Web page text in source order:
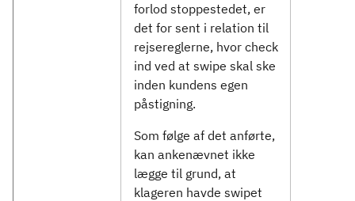
forlod stoppestedet, er
det for sent i relation til
rejsereglerne, hvor check
ind ved at swipe skal ske
inden kundens egen
påstigning.
Som følge af det anførte,
kan ankenævnet ikke
lægge til grund, at
klageren havde swipet